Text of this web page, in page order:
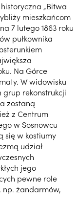
„Bitwa
mieszkańcom
7 lutego 1863 roku
pułkownika
Na Górce
W widowisku
grup rekonstrukcji
zostaną
z Centrum
w Sosnowcu
się w kostiumy
udział
jego
pewne role
np. żandarmów,